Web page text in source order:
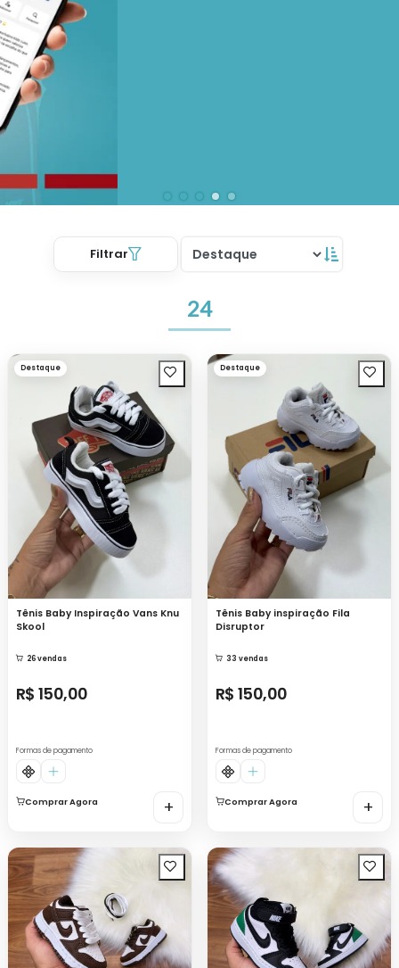
Filtrar
24
Destaque
Tênis Baby Inspiração Vans Knu
Skool
26 vendas
R$ 150,00
Formas de pagamento
Comprar Agora +
Destaque
Tênis Baby inspiração Fila
Disruptor
33 vendas
R$ 150,00
Formas de pagamento
Comprar Agora +